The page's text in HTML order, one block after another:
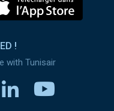
!
with Tunisair